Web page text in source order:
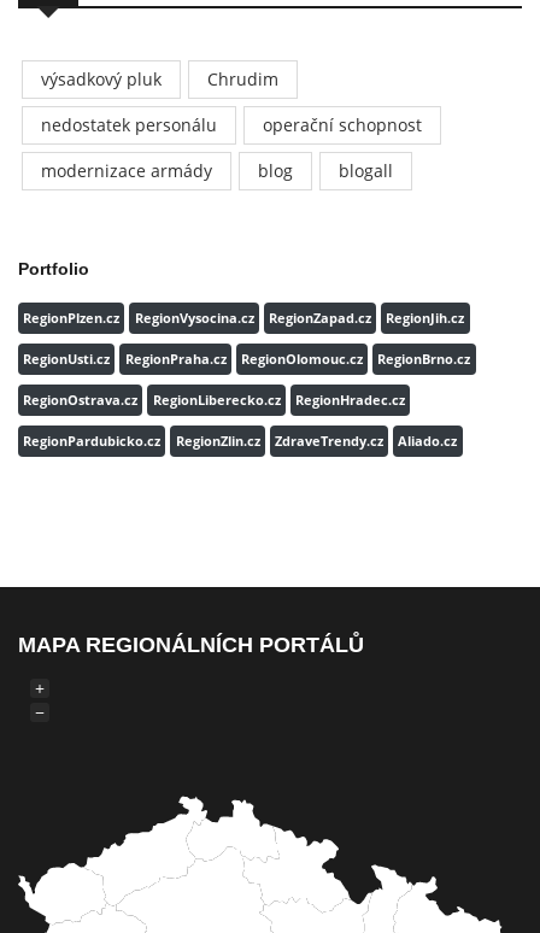
výsadkový pluk
Chrudim
nedostatek personálu
operační schopnost
modernizace armády
blog blogall
Portfolio
RegionPlzen.cz RegionVysocina.cz RegionZapad.cz RegionJih.cz
RegionUsti.cz RegionPraha.cz RegionOlomouc.cz RegionBrno.cz
RegionOstrava.cz RegionLiberecko.cz RegionHradec.cz
RegionPardubicko.cz RegionZlin.cz ZdraveTrendy.cz Aliado.cz
MAPA REGIONÁLNÍCH PORTÁLŮ
+
−